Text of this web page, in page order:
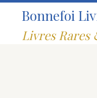
Bonnefoi
Livres Rares